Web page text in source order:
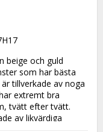
beige och guld
som har bästa
tillverkade av noga
extremt bra
tvätt efter tvätt.
av likvärdiga